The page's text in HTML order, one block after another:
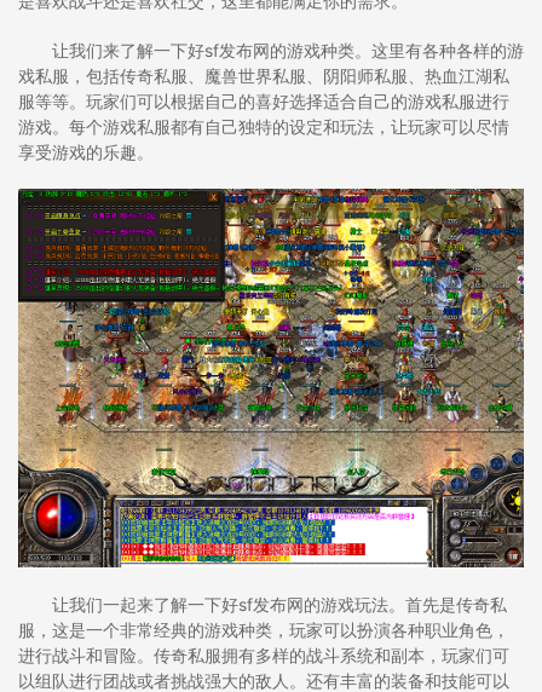
让我们来了解一下好sf发布网的游戏种类。这里有各种各样的游
戏私服，包括传奇私服、魔兽世界私服、阴阳师私服、热血江湖私
服等等。玩家们可以根据自己的喜好选择适合自己的游戏私服进行
游戏。每个游戏私服都有自己独特的设定和玩法，让玩家可以尽情
享受游戏的乐趣。
让我们一起来了解一下好sf发布网的游戏玩法。首先是传奇私
服，这是一个非常经典的游戏种类，玩家可以扮演各种职业角色，
进行战斗和冒险。传奇私服拥有多样的战斗系统和副本，玩家们可
以组队进行团战或者挑战强大的敌人。还有丰富的装备和技能可以